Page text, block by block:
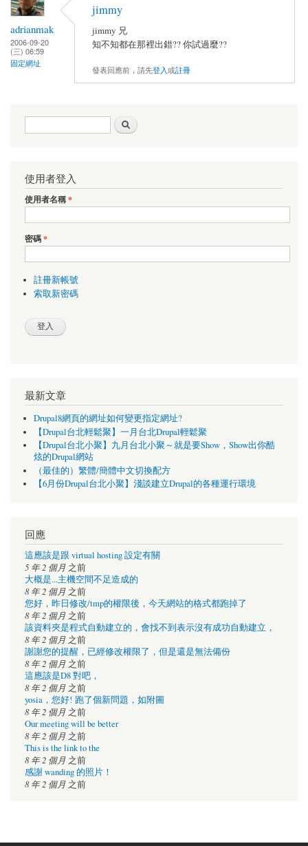
adrianmak
2006-09-20
(三) 06:59
固定網址
jimmy
jimmy 兄
知不知都在那裡出錯?? 你試過麼??
發表回應前，請先登入或註冊
搜尋表單
使用者登入
使用者名稱*
密碼*
註冊新帳號
索取新密碼
最新文章
Drupal8網頁的網址如何變更指定網址?
【Drupal台北輕鬆聚】一月台北Drupal輕鬆聚
【Drupal台北小聚】九月台北小聚～就是要Show，Show出你酷
炫的Drupal網站
（最佳的）繁體/簡體中文切換配方
【6月份Drupal台北小聚】淺談建立Drupal的各種運行環境
回應
這應該是跟 virtual hosting 設定有關
5 年 2 個月 之前
大概是...主機空間不足造成的
8 年 2 個月 之前
您好，昨日修改/tmp的權限後，今天網站的格式都跑掉了
8 年 2 個月 之前
該資料夾是程式自動建立的，會找不到表示沒有成功自動建立，
8 年 2 個月 之前
謝謝您的提醒，已經修改權限了，但是還是無法備份
8 年 2 個月 之前
這應該是D8 對吧，
8 年 2 個月 之前
yosia，您好! 跑了個新問題，如附圖
8 年 2 個月 之前
Our meeting will be better
8 年 2 個月 之前
This is the link to the
8 年 2 個月 之前
感謝 wanding 的照片！
8 年 2 個月 之前